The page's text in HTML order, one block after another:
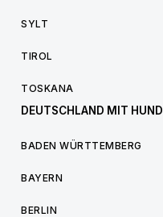
SYLT
TIROL
TOSKANA
DEUTSCHLAND MIT HUND
BADEN WÜRTTEMBERG
BAYERN
BERLIN